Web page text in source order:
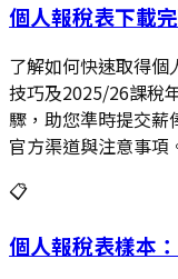
個人報稅表下載
了解如何快速取得個
技巧及2025/26課稅
驟，助您準時提交薪
官方渠道與注意事項
📋
個人報稅表樣本